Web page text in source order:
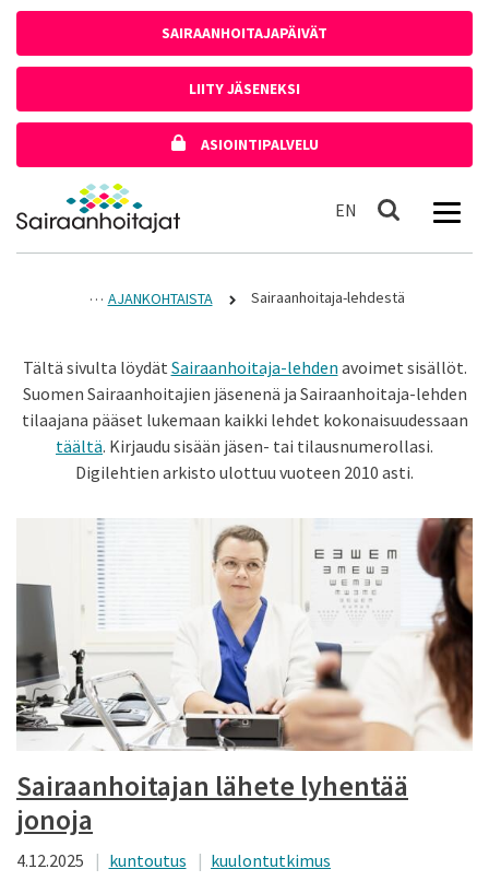
SAIRAANHOITAJAPÄIVÄT
LIITY JÄSENEKSI
ASIOINTIPALVELU
Etusivulle
EN In English
Haku
AJANKOHTAISTA Sairaanhoitaja-lehdestä
Tältä sivulta löydät Sairaanhoitaja-lehden avoimet sisällöt.
Suomen Sairaanhoitajien jäsenenä ja Sairaanhoitaja-lehden
tilaajana pääset lukemaan kaikki lehdet kokonaisuudessaan
täältä. Kirjaudu sisään jäsen- tai tilausnumerollasi.
Digilehtien arkisto ulottuu vuoteen 2010 asti.
Sairaanhoitajan lähete lyhentää
jonoja
4.12.2025 kuntoutus
kuulontutkimus